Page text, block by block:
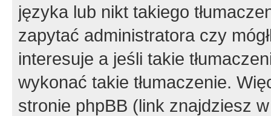
języka lub nikt takiego
zapytać administratora czy
interesuje a jeśli takie
wykonać takie tłumaczenie.
stronie phpBB (link znajdziesz